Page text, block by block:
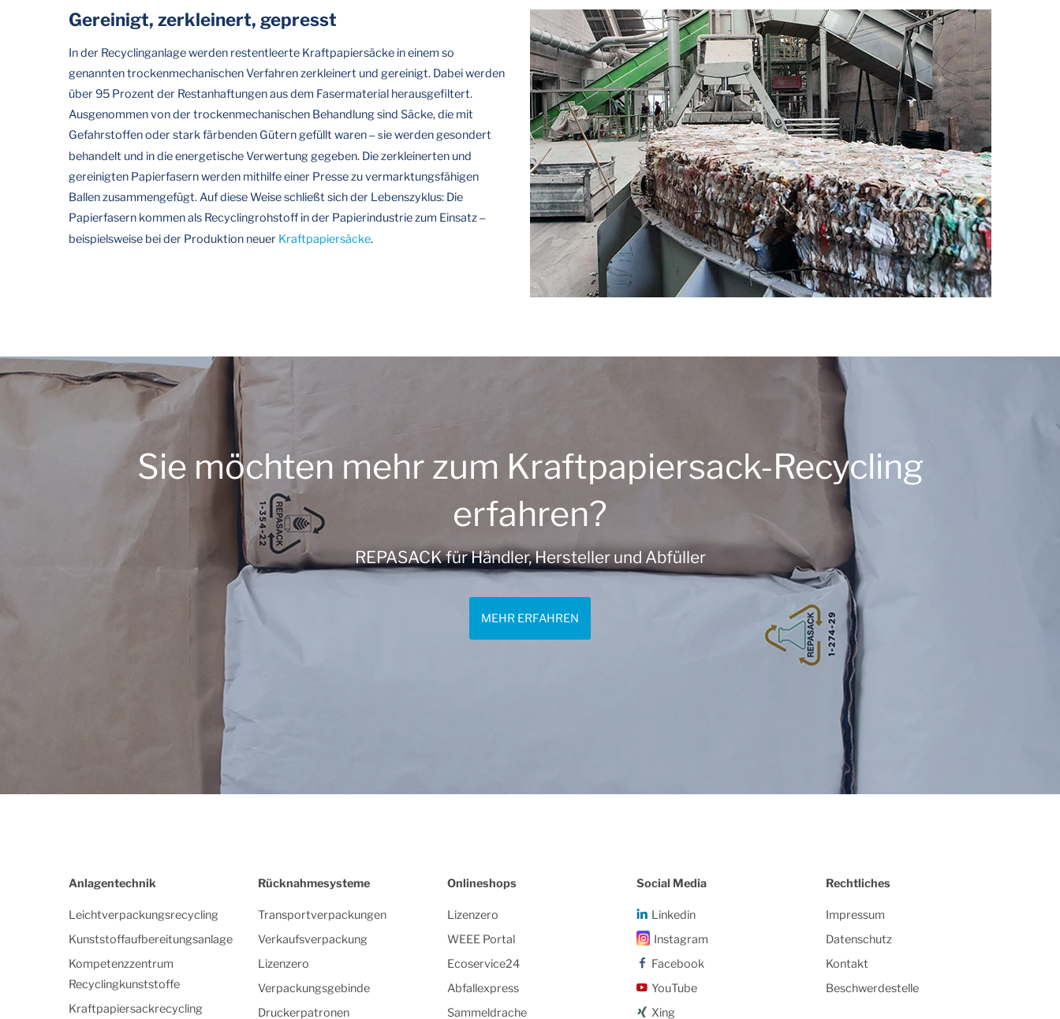
Gereinigt, zerkleinert, gepresst
In der Recyclinganlage werden restentleerte Kraftpapiersäcke in einem so
genannten trockenmechanischen Verfahren zerkleinert und gereinigt. Dabei werden
über 95 Prozent der Restanhaftungen aus dem Fasermaterial herausgefiltert.
Ausgenommen von der trockenmechanischen Behandlung sind Säcke, die mit
Gefahrstoffen oder stark färbenden Gütern gefüllt waren – sie werden gesondert
behandelt und in die energetische Verwertung gegeben. Die zerkleinerten und
gereinigten Papierfasern werden mithilfe einer Presse zu vermarktungsfähigen
Ballen zusammengefügt. Auf diese Weise schließt sich der Lebenszyklus: Die
Papierfasern kommen als Recyclingrohstoff in der Papierindustrie zum Einsatz –
beispielsweise bei der Produktion neuer Kraftpapiersäcke.
Sie möchten mehr zum Kraftpapiersack-Recycling
erfahren?
REPASACK für Händler, Hersteller und Abfüller
MEHR ERFAHREN
Anlagentechnik
Leichtverpackungsrecycling
Kunststoffaufbereitungsanlage
Kompetenzzentrum
Recyclingkunststoffe
Kraftpapiersackrecycling
Rücknahmesysteme
Transportverpackungen
Verkaufsverpackung
Lizenzero
Verpackungsgebinde
Druckerpatronen
Onlineshops
Lizenzero
WEEE Portal
Ecoservice24
Abfallexpress
Sammeldrache
Social Media
Linkedin
Instagram
Facebook
YouTube
Xing
Rechtliches
Impressum
Datenschutz
Kontakt
Beschwerdestelle